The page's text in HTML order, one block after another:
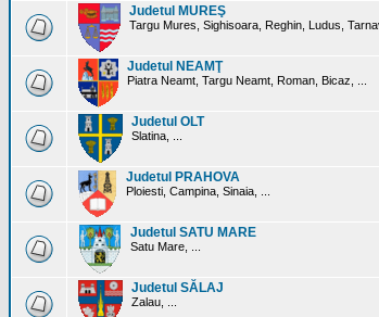
Judetul MUREŞ
Targu Mures, Sighisoara, Reghin, Ludus,
Judetul NEAMŢ
Piatra Neamt, Targu Neamt, Roman, Bicaz, ...
Judetul OLT
Slatina, ...
Judetul PRAHOVA
Ploiesti, Campina, Sinaia, ...
Judetul SATU MARE
Satu Mare, ...
Judetul SĂLAJ
Zalau, ...